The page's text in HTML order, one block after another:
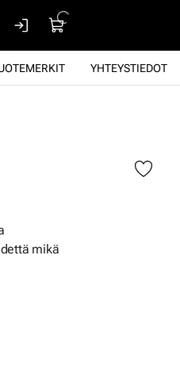
YHTEYSTIEDOT
mikä